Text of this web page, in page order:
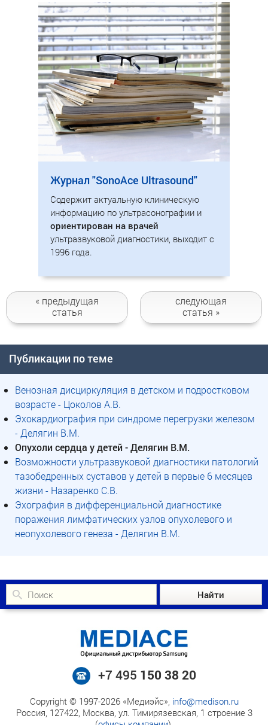
Журнал "SonoAce Ultrasound"
Содержит актуальную клиническую
информацию по ультрасонографии и
ориентирован на врачей
ультразвуковой диагностики, выходит с
1996 года.
« предыдущая
статья
следующая
статья »
Публикации по теме
Венозная дисциркуляция в детском и подростковом
возрасте - Цоколов А.В.
Эхокардиография при синдроме перегрузки железом
- Делягин В.М.
Опухоли сердца у детей - Делягин В.М.
Возможности ультразвуковой диагностики патологий
тазобедренных суставов у детей в первые 6 месяцев
жизни - Назаренко С.В.
Эхография в дифференциальной диагностике
поражения лимфатических узлов опухолевого и
неопухолевого генеза - Делягин В.М.
+7 495 150 38 20
Copyright © 1997-2026 «Медиэйс», info@medison.ru
Россия, 127422, Москва, ул. Тимирязевская, 1 строение 3